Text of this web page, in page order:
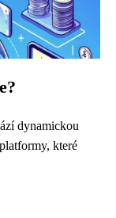
dynamickou
které